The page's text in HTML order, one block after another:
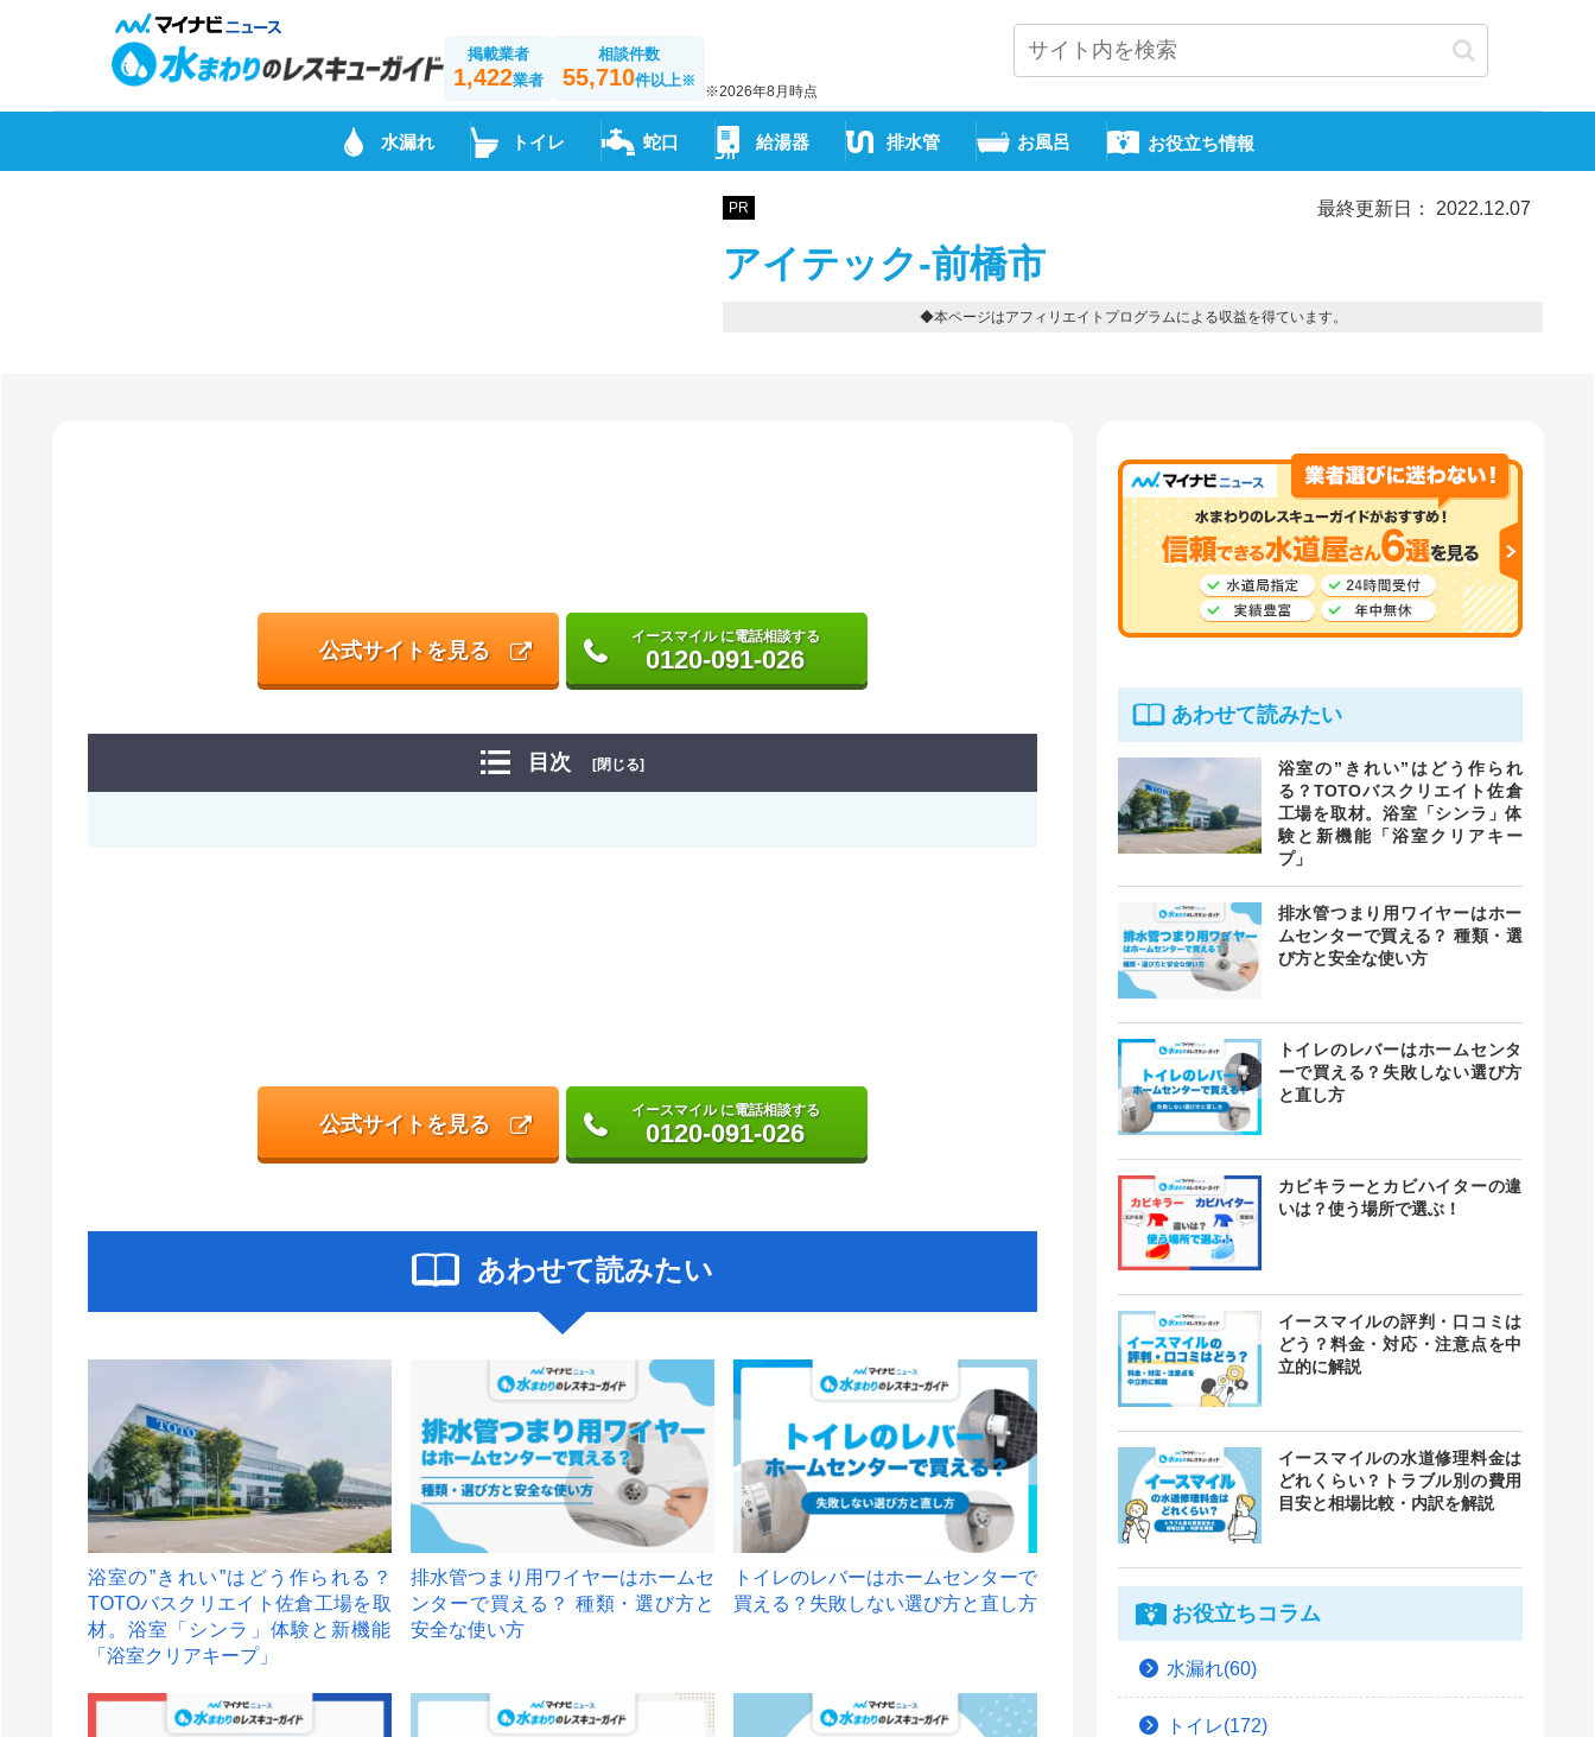
掲載業者
1,422業者
相談件数
55,710件以上※
※2026年8月時点
水漏れ トイレ 蛇口 給湯器 排水管 お風呂 お役立ち情報
PR 最終更新日： 2022.12.07
アイテック-前橋市
◆本ページはアフィリエイトプログラムによる収益を得ています。
公式サイトを見る
イースマイル に電話相談する
0120-091-026
目次 [閉じる]
公式サイトを見る
イースマイル に電話相談する
0120-091-026
あわせて読みたい
浴室の”きれい”はどう作られる？
TOTOバスクリエイト佐倉工場を取
材。浴室「シンラ」体験と新機能
「浴室クリアキープ」
排水管つまり用ワイヤーはホームセ
ンターで買える？ 種類・選び方と
安全な使い方
トイレのレバーはホームセンターで
買える？失敗しない選び方と直し方
あわせて読みたい
浴室の”きれい”はどう作られ
る？TOTOバスクリエイト佐倉
工場を取材。浴室「シンラ」体
験と新機能「浴室クリアキー
プ」
排水管つまり用ワイヤーはホー
ムセンターで買える？ 種類・選
び方と安全な使い方
トイレのレバーはホームセンタ
ーで買える？失敗しない選び方
と直し方
カビキラーとカビハイターの違
いは？使う場所で選ぶ！
イースマイルの評判・口コミは
どう？料金・対応・注意点を中
立的に解説
イースマイルの水道修理料金は
どれくらい？トラブル別の費用
目安と相場比較・内訳を解説
お役立ちコラム
水漏れ(60)
トイレ(172)